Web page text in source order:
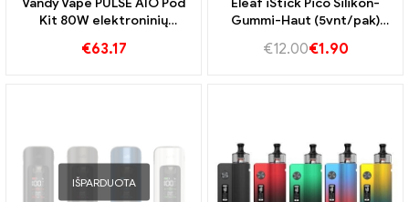
Vandy Vape PULSE AIO Pod
Kit 80W elektroninių
prekyba 丨Custom
€63.17
Eleaf iStick Pico Silikon-
Gummi-Haut (5vnt/pak)
didmeninė prekyba 丨
€12.00€1.90
IŠPARDUOTA